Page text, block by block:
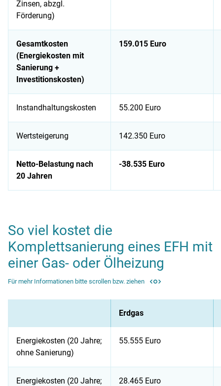
Zinsen, abzgl.
Förderung)
Gesamtkosten
(Energiekosten mit
Sanierung +
Investitionskosten)
159.015 Euro
Instandhaltungskosten 55.200 Euro
Wertsteigerung 142.350 Euro
Netto-Belastung nach
20 Jahren
-38.535 Euro
So viel kostet die
Komplettsanierung eines EFH mit
einer Gas- oder Ölheizung
Für mehr Informationen bitte scrollen bzw. ziehen
Erdgas
Energiekosten (20 Jahre;
ohne Sanierung)
55.555 Euro
Energiekosten (20 Jahre;
28.465 Euro